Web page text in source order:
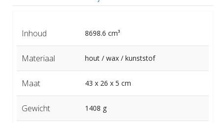
Inhoud 8698.6 cm³
Materiaal hout / wax / kunststof
Maat 43 x 26 x 5 cm
Gewicht 1408 g